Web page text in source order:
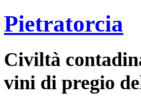
Pietratorcia
Civiltà
vini di pregio